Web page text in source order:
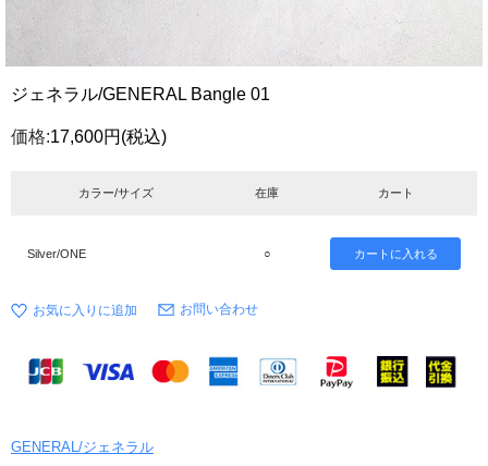
ジェネラル/GENERAL Bangle 01
価格:17,600円 (税込)
カラー/サイズ 在庫 カート
Silver/ONE ○
お問い合わせ
GENERAL/ジェネラル